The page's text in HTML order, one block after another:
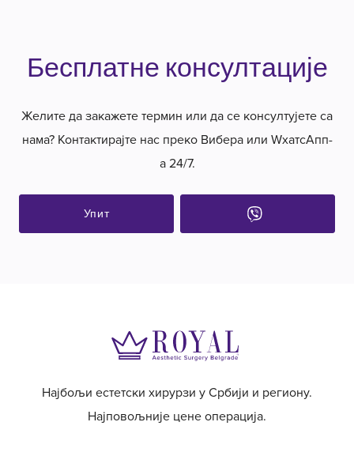
Бесплатне консултације
Желите да закажете термин или да се консултујете са
нама? Контактирајте нас преко Вибера или WхатсАпп-
а 24/7.
Упит
Најбољи естетски хирурзи у Србији и региону.
Најповољније цене операција.